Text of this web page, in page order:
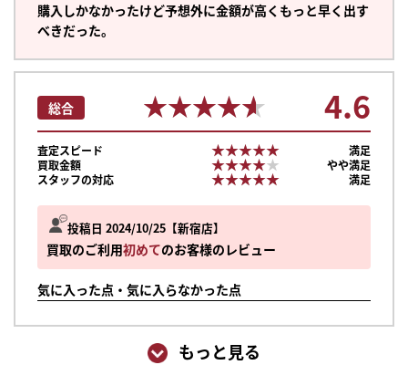
購入しかなかったけど予想外に金額が高くもっと早く出す
べきだった。
投稿日 2024/10/25 新宿店
買取のご利用初めてのお客様のレビュー
気に入った点・気に入らなかった点
総合 ★★★★★
★★★★★ 4.6
査定スピード ★★★★★
★★★★★
満足
買取金額
★★★★★
★★★★★
やや満足
スタッフの対応
★★★★★
★★★★★ 満足
もっと見る